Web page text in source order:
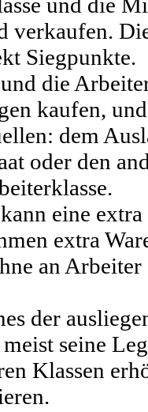
verkaufen.
Siegpunkte.
die
kaufen,
dem
oder den
eine
extra
an
der
seine
Klassen